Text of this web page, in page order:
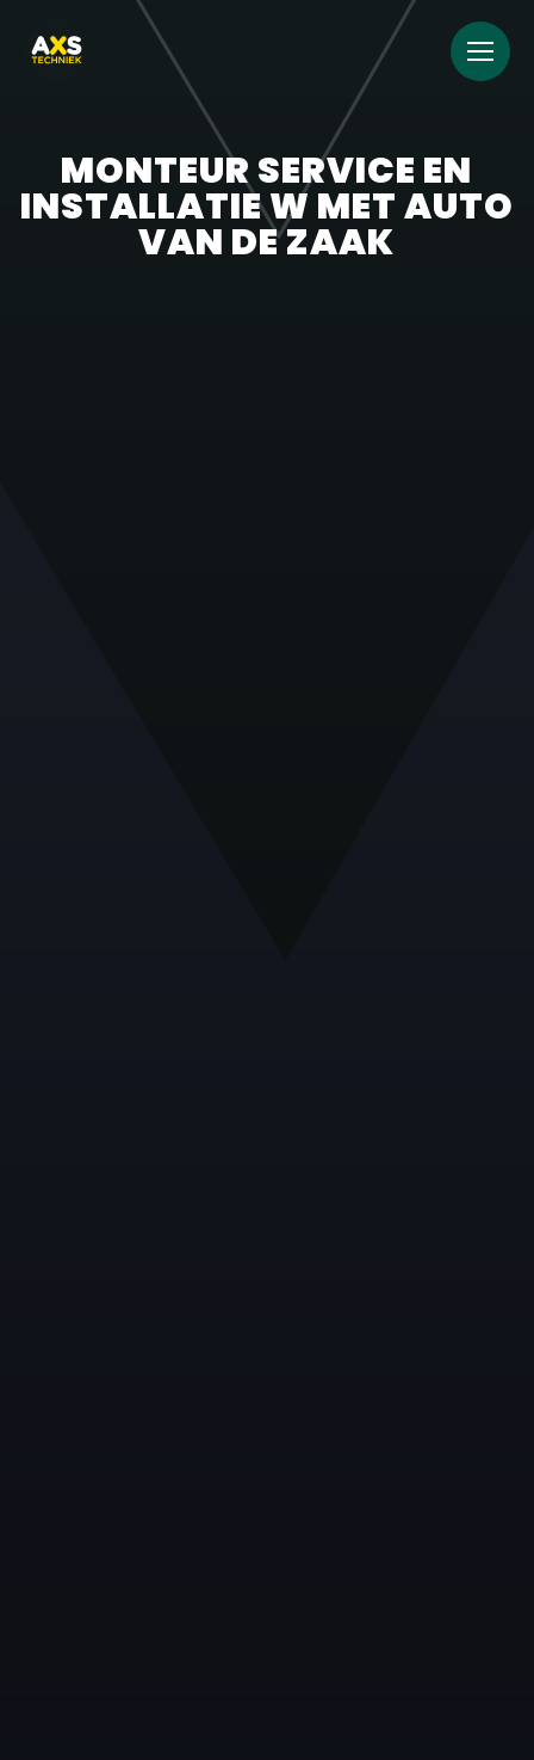
MONTEUR SERVICE EN
INSTALLATIE W MET AUTO
VAN DE ZAAK